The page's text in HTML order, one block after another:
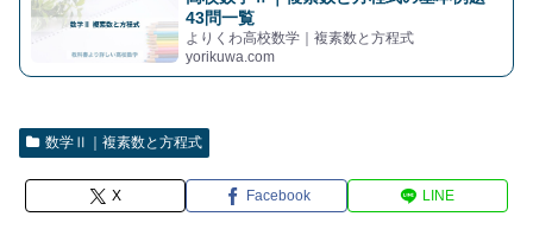
43問一覧
よりくわ高校数学｜複素数と方程式
yorikuwa.com
数学Ⅱ｜複素数と方程式
X Facebook LINE